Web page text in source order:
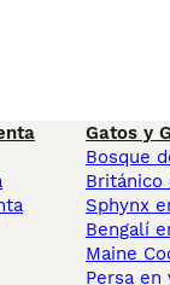
Gatos y
Bosque
Británico
Sphynx
Bengalí
Maine
Persa en